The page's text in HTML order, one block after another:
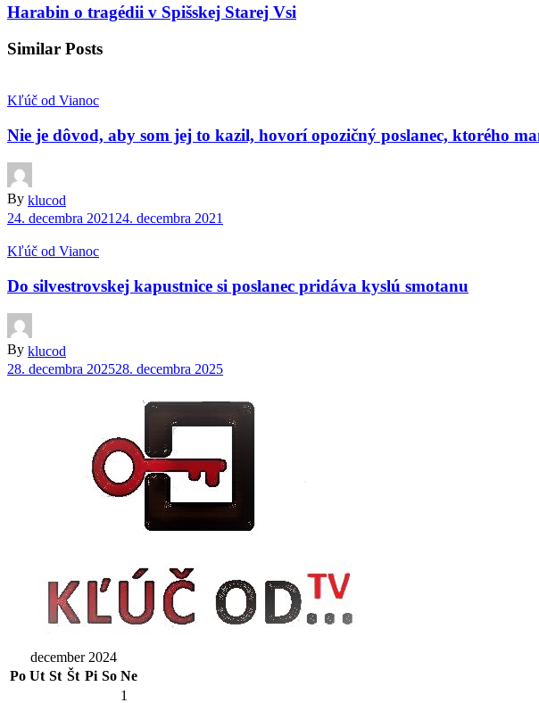
Harabin o tragédii v Spišskej Starej Vsi
Similar Posts
Kľúč od Vianoc
Nie je dôvod, aby som jej to kazil, hovorí opozičný poslanec, ktorého
By klucod
24. decembra 2021 24. decembra 2021
Kľúč od Vianoc
Do silvestrovskej kapustnice si poslanec pridáva kyslú smotanu
By klucod
28. decembra 202528. decembra 2025
december 2024
Po Ut St Št Pi So Ne
1